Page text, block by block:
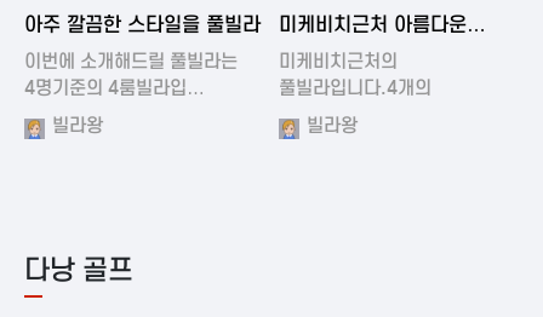
2024-11-19 01:01
아주 깔끔한 스타일을 풀빌라
이번에 소개해드릴 풀빌라는
4명기준의 4룸빌라입…
빌라왕
2024-11-16 15:32
미케비치근처 아름다운
풀빌라
미케비치근처의
풀빌라입니다.4개의
아름다운방과…
빌라왕
다낭 골프